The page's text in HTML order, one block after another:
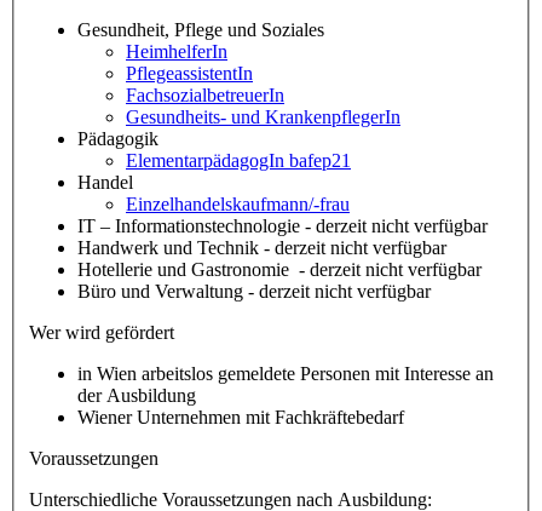
Gesundheit, Pflege und Soziales
HeimhelferIn
PflegeassistentIn
FachsozialbetreuerIn
Gesundheits- und KrankenpflegerIn
Pädagogik
ElementarpädagogIn bafep21
Handel
Einzelhandelskaufmann/-frau
IT – Informationstechnologie - derzeit nicht verfügbar
Handwerk und Technik - derzeit nicht verfügbar
Hotellerie und Gastronomie - derzeit nicht verfügbar
Büro und Verwaltung - derzeit nicht verfügbar
Wer wird gefördert
in Wien arbeitslos gemeldete Personen mit Interesse an
der Ausbildung
Wiener Unternehmen mit Fachkräftebedarf
Voraussetzungen
Unterschiedliche Voraussetzungen nach Ausbildung: